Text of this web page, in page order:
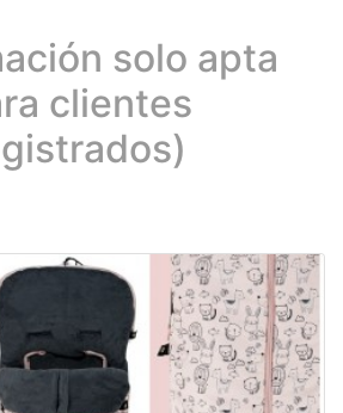
solo apta
clientes